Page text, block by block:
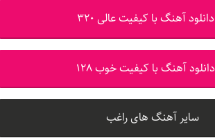
دانلود آهنگ با کیفیت عالی 320
دانلود آهنگ با کیفیت خوب 128
سایر آهنگ های راغب